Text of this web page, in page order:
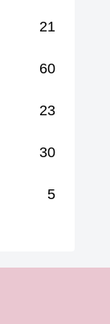
21
60
23
30
5